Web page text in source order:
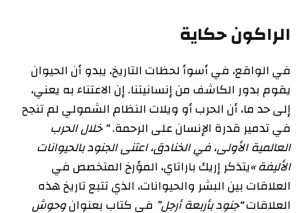
الراكون حكاية
في الواقع، في أسوأ لحظات التاريخ، يبدو أن الحيوان
يقوم بدور الكاشفمن إنسانيتنا. إن الاعتناء به يعني،
إلى حد ما، أن الحرب أو ويلات النظام الشمولي لم تنجح
في تدمير قدرة الإنسان على الرحمة.“ خلال الحرب
العالمية الأولى، في الخنادق، اعتنى الجنود بالحيوانات
الأليفة »يتذكر إريك باراتاي، المؤرخ المتخصص في
العلاقات بين البشر والحيوانات، الذي تتبع تاريخ هذه
العلاقات“جنود بأربعة أرجل” في كتاب بعنوانوحوش